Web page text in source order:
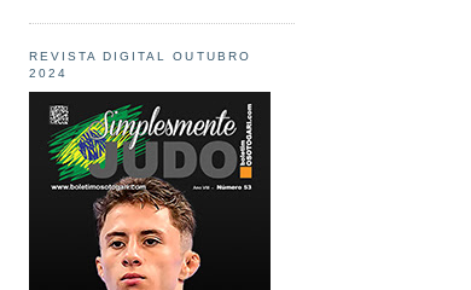
REVISTA DIGITAL OUTUBRO
2024